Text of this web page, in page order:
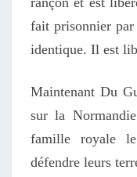
fait prisonnier par
identique. Il est
Maintenant Du
sur la
famille royale
défendre leurs